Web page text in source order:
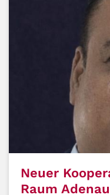
Neuer
Raum